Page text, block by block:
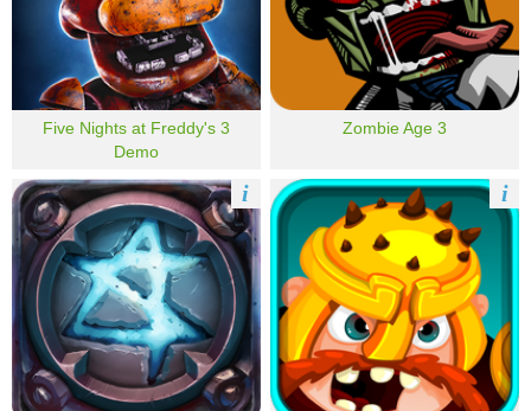
Five Nights at Freddy's 3
Demo
Zombie Age 3
i i